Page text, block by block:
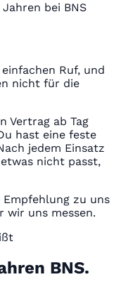
bei BNS
Ruf, und
nicht für die
Vertrag ab Tag
hast eine feste
jedem Einsatz
nicht passt,
zu uns
wir uns messen.
BNS.